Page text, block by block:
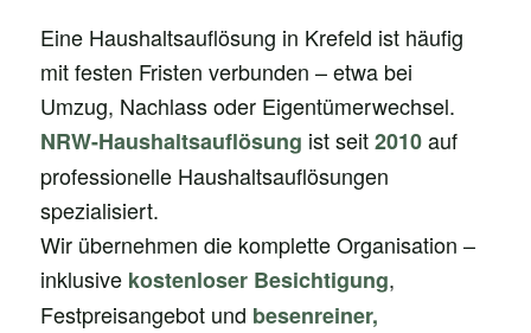
Eine Haushaltsauflösung in Krefeld ist häufig
mit festen Fristen verbunden – etwa bei
Umzug, Nachlass oder Eigentümerwechsel.
NRW-Haushaltsauflösung ist seit2010auf
professionelle Haushaltsauflösungen
spezialisiert.
Wir übernehmen die komplette Organisation –
inklusive kostenloser Besichtigung,
Festpreisangebot und besenreiner,